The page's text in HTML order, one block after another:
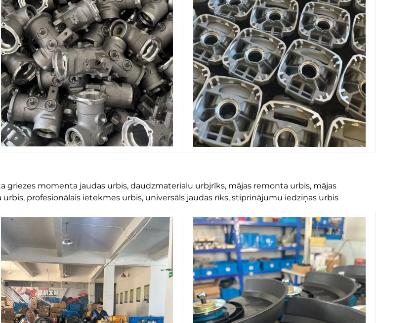
griezes momenta jaudas urbis, daudzmaterialu urbjrīks, mājas remonta urbis, mājas
profesionālais ietekmes urbis, universāls jaudas rīks, stiprinājumu iedziņas urbis